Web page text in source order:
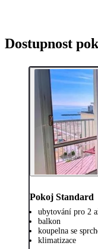
Dostupnost
Pokoj Standard
ubytování pro 2
balkon
koupelna se
klimatizace